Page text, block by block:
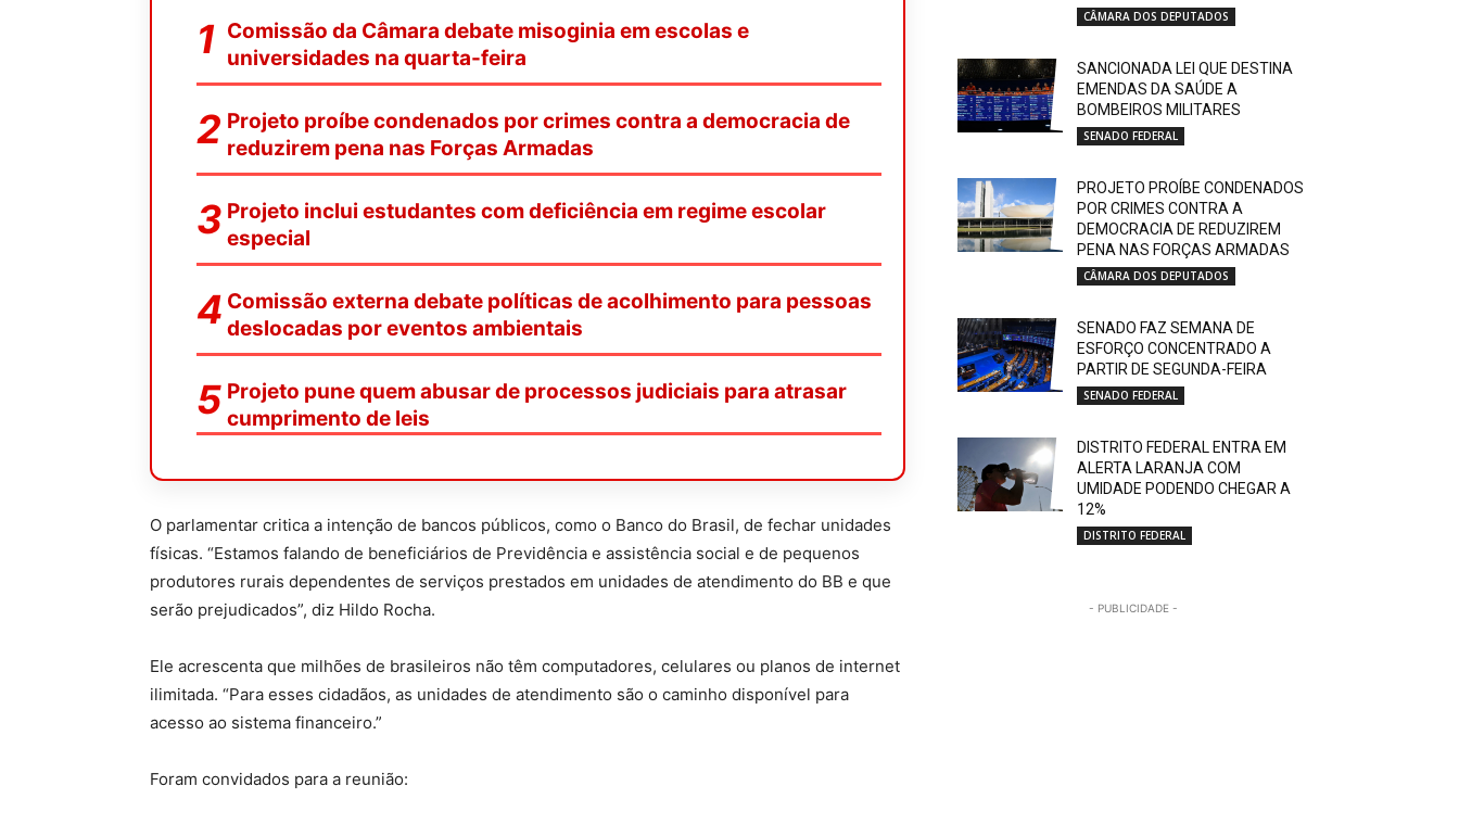
Comissão da Câmara debate misoginia em escolas e
universidades na quarta-feira
Projeto proíbe condenados por crimes contra a democracia de
reduzirem pena nas Forças Armadas
Projeto inclui estudantes com deficiência em regime escolar
especial
Comissão externa debate políticas de acolhimento para pessoas
deslocadas por eventos ambientais
Projeto pune quem abusar de processos judiciais para atrasar
cumprimento de leis
O parlamentar critica a intenção de bancos públicos, como o Banco do Brasil, de fechar unidades
físicas. “Estamos falando de beneficiários de Previdência e assistência social e de pequenos
produtores rurais dependentes de serviços prestados em unidades de atendimento do BB e que
serão prejudicados”, diz Hildo Rocha.
Ele acrescenta que milhões de brasileiros não têm computadores, celulares ou planos de internet
ilimitada. “Para esses cidadãos, as unidades de atendimento são o caminho disponível para
acesso ao sistema financeiro.”
Foram convidados para a reunião:
CÂMARA DOS DEPUTADOS
SANCIONADA LEI QUE DESTINA
EMENDAS DA SAÚDE A
BOMBEIROS MILITARES
SENADO FEDERAL
PROJETO PROÍBE CONDENADOS
POR CRIMES CONTRA A
DEMOCRACIA DE REDUZIREM
PENA NAS FORÇAS ARMADAS
CÂMARA DOS DEPUTADOS
SENADO FAZ SEMANA DE
ESFORÇO CONCENTRADO A
PARTIR DE SEGUNDA-FEIRA
SENADO FEDERAL
DISTRITO FEDERAL ENTRA EM
ALERTA LARANJA COM
UMIDADE PODENDO CHEGAR A
12%
DISTRITO FEDERAL
- PUBLICIDADE -